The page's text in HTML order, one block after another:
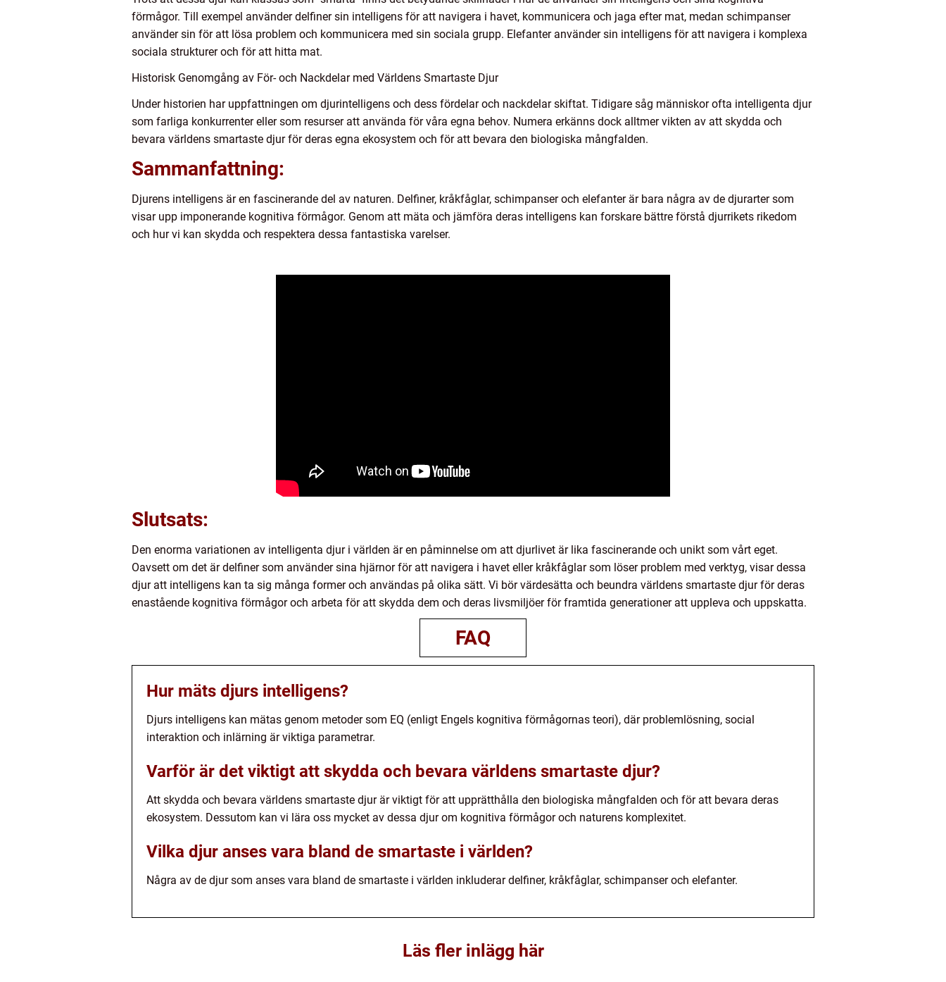
förmågor. Till exempel använder delfiner sin intelligens för att navigera i havet, kommunicera och jaga efter mat, medan schimpanser
använder sin för att lösa problem och kommunicera med sin sociala grupp. Elefanter använder sin intelligens för att navigera i komplexa
sociala strukturer och för att hitta mat.
Historisk Genomgång av För- och Nackdelar med Världens Smartaste Djur
Under historien har uppfattningen om djurintelligens och dess fördelar och nackdelar skiftat. Tidigare såg människor ofta intelligenta djur
som farliga konkurrenter eller som resurser att använda för våra egna behov. Numera erkänns dock alltmer vikten av att skydda och
bevara världens smartaste djur för deras egna ekosystem och för att bevara den biologiska mångfalden.
Sammanfattning:
Djurens intelligens är en fascinerande del av naturen. Delfiner, kråkfåglar, schimpanser och elefanter är bara några av de djurarter som
visar upp imponerande kognitiva förmågor. Genom att mäta och jämföra deras intelligens kan forskare bättre förstå djurrikets rikedom
och hur vi kan skydda och respektera dessa fantastiska varelser.
Slutsats:
Den enorma variationen av intelligenta djur i världen är en påminnelse om att djurlivet är lika fascinerande och unikt som vårt eget.
Oavsett om det är delfiner som använder sina hjärnor för att navigera i havet eller kråkfåglar som löser problem med verktyg, visar dessa
djur att intelligens kan ta sig många former och användas på olika sätt. Vi bör värdesätta och beundra världens smartaste djur för deras
enastående kognitiva förmågor och arbeta för att skydda dem och deras livsmiljöer för framtida generationer att uppleva och uppskatta.
FAQ
Hur mäts djurs intelligens?
Djurs intelligens kan mätas genom metoder som EQ (enligt Engels kognitiva förmågornas teori), där problemlösning, social
interaktion och inlärning är viktiga parametrar.
Varför är det viktigt att skydda och bevara världens smartaste djur?
Att skydda och bevara världens smartaste djur är viktigt för att upprätthålla den biologiska mångfalden och för att bevara deras
ekosystem. Dessutom kan vi lära oss mycket av dessa djur om kognitiva förmågor och naturens komplexitet.
Vilka djur anses vara bland de smartaste i världen?
Några av de djur som anses vara bland de smartaste i världen inkluderar delfiner, kråkfåglar, schimpanser och elefanter.
Läs fler inlägg här